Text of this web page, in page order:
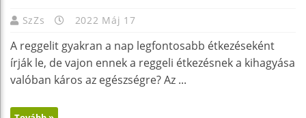
SzZs 2022 Máj 17
A reggelit gyakran a nap legfontosabb étkezéseként
írják le, de vajon ennek a reggeli étkezésnek a kihagyása
valóban káros az egészségre? Az ...